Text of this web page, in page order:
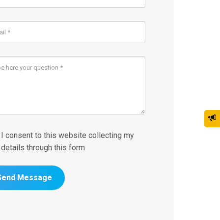
I consent to this website collecting my
details through this form
Message